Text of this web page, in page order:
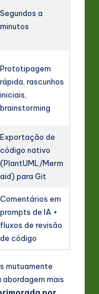
Segundos a
minutos
Prototipagem
rápida, rascunhos
iniciais,
brainstorming
Exportação de
código nativo
(PlantUML/Merm
aid) para Git
Comentários em
prompts de IA +
fluxos de revisão
de código
mutuamente
mais